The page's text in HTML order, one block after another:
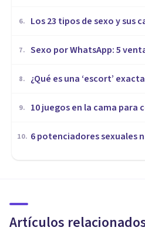
6. Los 23 tipos de sexo y sus
7. Sexo por WhatsApp: 5
8. ¿Qué es una ‘escort’
9. 10 juegos en la cama
10. ​6 potenciadores sexuales
Artículos
¿Qué significa